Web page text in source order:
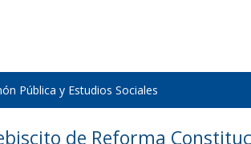
Pública y Estudios Sociales
de Reforma